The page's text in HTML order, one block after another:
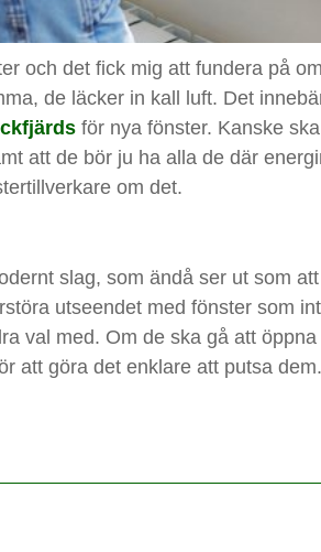
och det fick mig att fundera på
de läcker in kall luft. Det
för nya fönster. Kanske
att de bör ju ha alla de där
om det.
slag, som ändå ser ut som
utseendet med fönster som
val med. Om de ska gå att
att göra det enklare att putsa